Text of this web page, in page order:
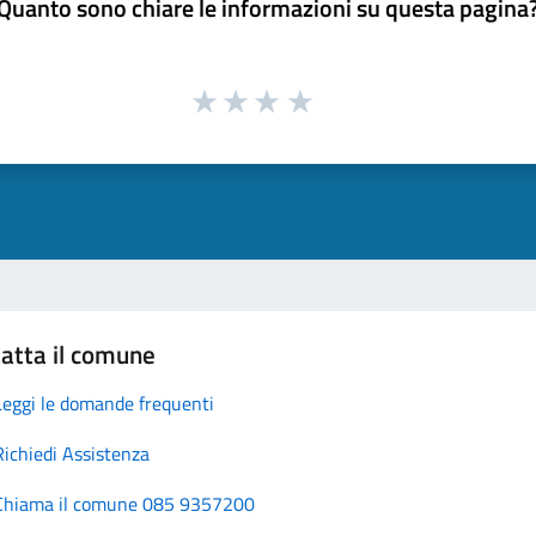
sono chiare le informazioni su questa
il comune
le domande frequenti
Assistenza
il comune 085 9357200